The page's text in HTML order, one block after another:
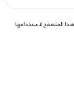
المتصفح لاستخدامها